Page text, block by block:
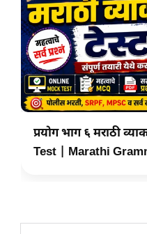
प्रयोग भाग ६ मराठी
Test | Marathi